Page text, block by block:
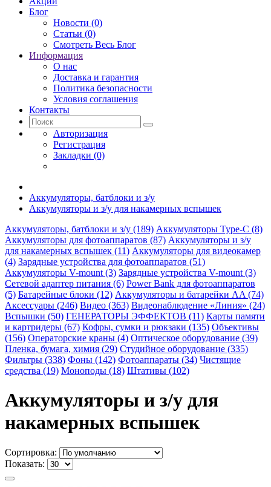
Блог
Новости (0)
Статьи (0)
Смотреть Весь Блог
Информация
О нас
Доставка и гарантия
Политика безопасности
Условия соглашения
Контакты
Авторизация
Регистрация
Закладки (0)
Аккумуляторы, батблоки и з/у
Аккумуляторы и з/у для накамерных вспышек
Аккумуляторы, батблоки и з/у (189) Аккумуляторы Type-C (8)
Аккумуляторы для фотоаппаратов (87) Аккумуляторы и з/у
для накамерных вспышек (11) Аккумуляторы для видеокамер
(4) Зарядные устройства для фотоаппаратов (51)
Аккумуляторы V-mount (3) Зарядные устройства V-mount (3)
Сетевой адаптер питания (6) Power Bank для фотоаппаратов
(5) Батарейные блоки (12) Аккумуляторы и батарейки AA (74)
Аксессуары (246) Видео (363) Видеонаблюдение «Линия» (24)
Вспышки (50) ГЕНЕРАТОРЫ ЭФФЕКТОВ (11) Карты памяти
и картридеры (67) Кофры, сумки и рюкзаки (135) Объективы
(156) Операторские краны (4) Оптическое оборудование (39)
Пленка, бумага, химия (29) Студийное оборудование (335)
Фильтры (338) Фоны (142) Фотоаппараты (34) Чистящие
средства (19) Моноподы (18) Штативы (102)
Аккумуляторы и з/у для
накамерных вспышек
Сортировка:
Показать: